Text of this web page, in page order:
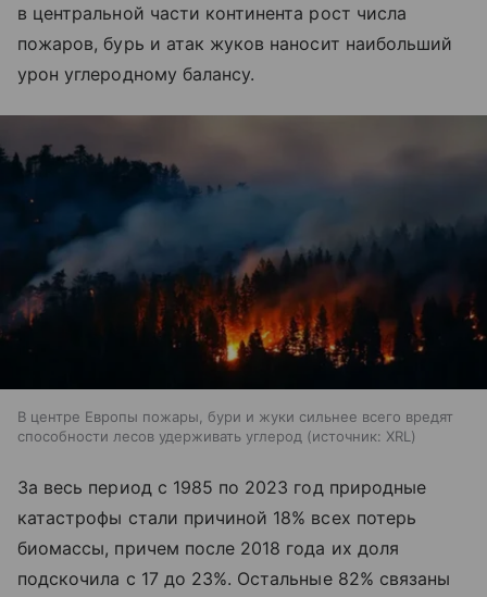
в центральной части континента рост числа
пожаров, бурь и атак жуков наносит наибольший
урон углеродному балансу.
В центре Европы пожары, бури и жуки сильнее всего вредят
способности лесов удерживать углерод
источник: XRL
За весь период с 1985 по 2023 год природные
катастрофы стали причиной 18% всех потерь
биомассы, причем после 2018 года их доля
подскочила с 17 до 23%. Остальные 82% связаны